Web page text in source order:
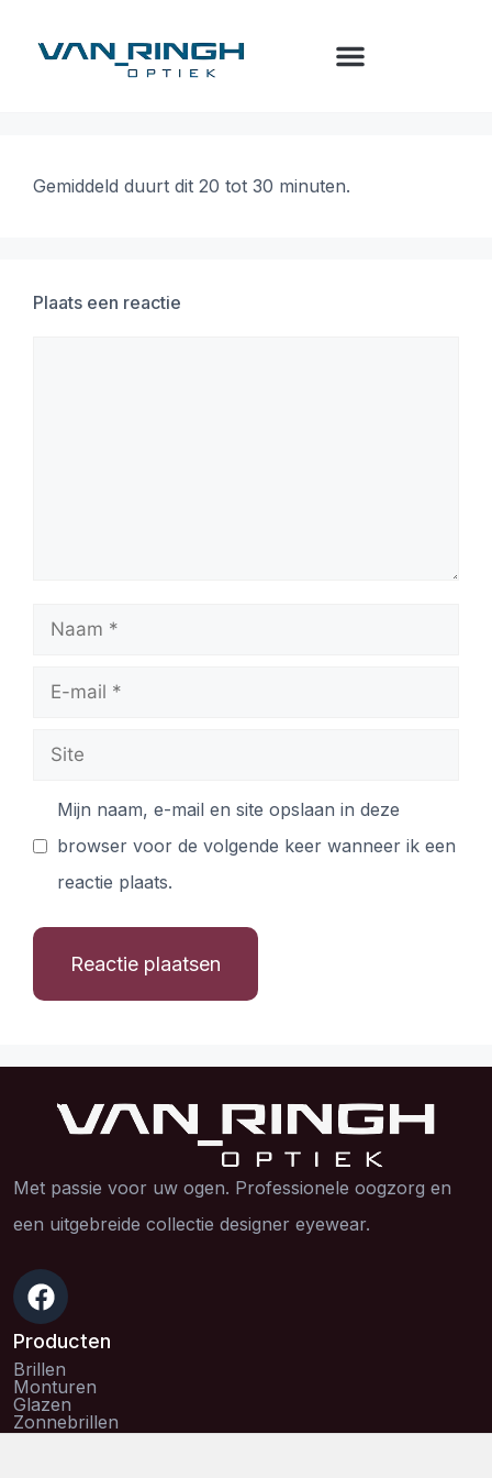
Gemiddeld duurt dit 20 tot 30 minuten.
Plaats een reactie
Mijn naam, e-mail en site opslaan in deze
browser voor de volgende keer wanneer ik een
reactie plaats.
Met passie voor uw ogen. Professionele oogzorg en
een uitgebreide collectie designer eyewear.
Producten
Brillen
Monturen
Glazen
Zonnebrillen
Collecties